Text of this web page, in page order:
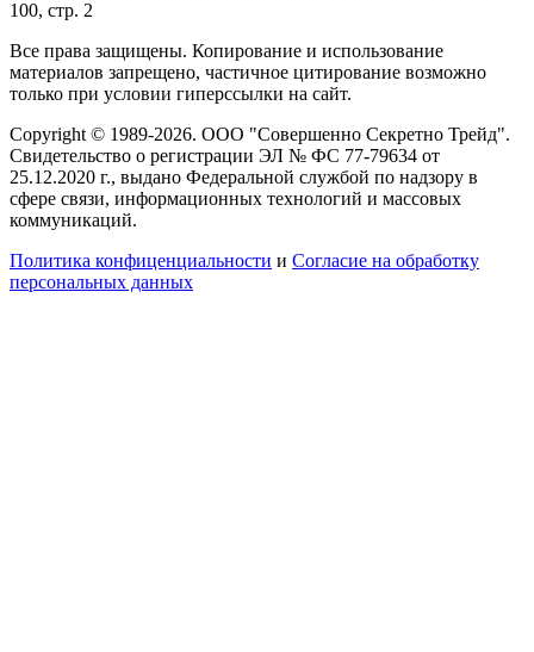
100, стр. 2
Все права защищены. Копирование и использование
материалов запрещено, частичное цитирование возможно
только при условии гиперссылки на сайт.
Copyright © 1989-2026. ООО "Совершенно Секретно Трейд".
Свидетельство о регистрации ЭЛ № ФС 77-79634 от
25.12.2020 г., выдано Федеральной службой по надзору в
сфере связи, информационных технологий и массовых
коммуникаций.
Политика конфиценциальности и Согласие на обработку
персональных данных